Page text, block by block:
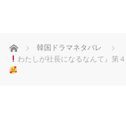
ホーム 韓国ドラマネタバレ
わたしが社長になるなんて』第